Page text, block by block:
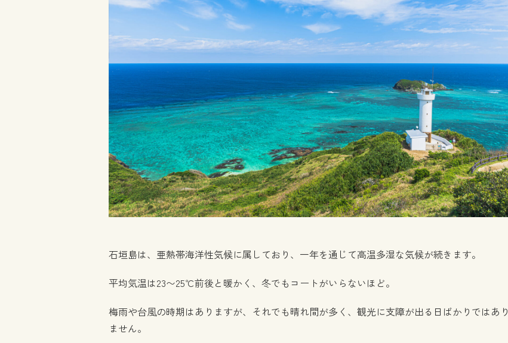
石垣島は、亜熱帯海洋性気候に属しており、一年を通じて高温多湿な気候が続きます。
平均気温は23〜25℃前後と暖かく、冬でもコートがいらないほど。
梅雨や台風の時期はありますが、それでも晴れ間が多く、観光に支障が出る日ばかりではあり
ません。